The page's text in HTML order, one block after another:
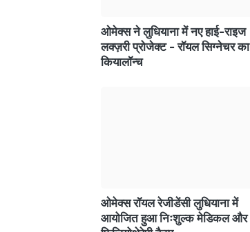
ओमेक्स ने लुधियाना में नए हाई-राइज
लक्ज़री प्रोजेक्ट - रॉयल सिग्नेचर का
कियालॉन्च
ओमेक्स रॉयल रेजीडेंसी लुधियाना में
आयोजित हुआ निःशुल्क मेडिकल और